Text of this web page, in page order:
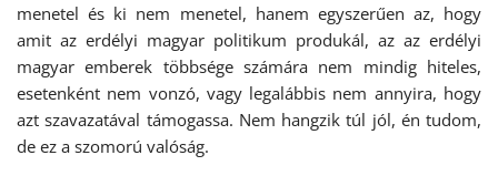
menetel és ki nem menetel, hanem egyszerűen az, hogy
amit az erdélyi magyar politikum produkál, az az erdélyi
magyar emberek többsége számára nem mindig hiteles,
esetenként nem vonzó, vagy legalábbis nem annyira, hogy
azt szavazatával támogassa. Nem hangzik túl jól, én tudom,
de ez a szomorú valóság.